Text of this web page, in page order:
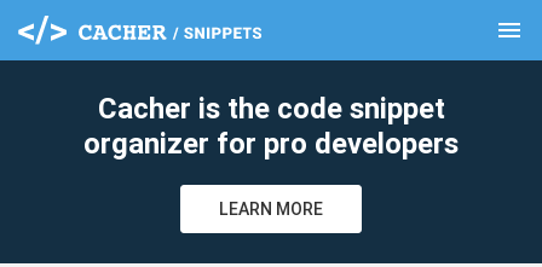
menu
Cacher is the code snippet
organizer for pro developers
LEARN MORE
clear